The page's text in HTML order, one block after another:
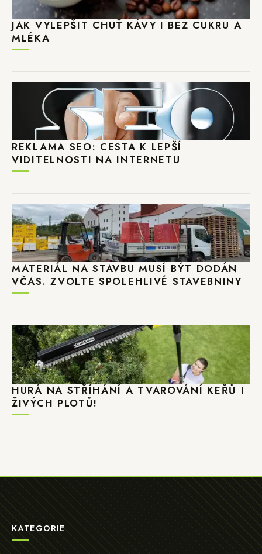
JAK VYLEPŠIT CHUŤ KÁVY I BEZ CUKRU A
MLÉKA
REKLAMA SEO: CESTA K LEPŠÍ
VIDITELNOSTI NA INTERNETU
MATERIÁL NA STAVBU MUSÍ BÝT DODÁN
VČAS. ZVOLTE SPOLEHLIVÉ STAVEBNINY
HURÁ NA STŘÍHÁNÍ A TVAROVÁNÍ KEŘŮ I
ŽIVÝCH PLOTŮ!
KATEGORIE